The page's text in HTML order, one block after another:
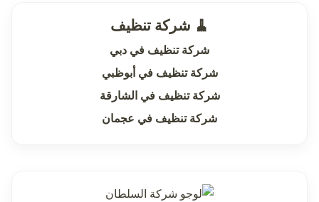
🧹 شركة تنظيف
شركة تنظيف في دبي
شركة تنظيف في أبوظبي
شركة تنظيف في الشارقة
شركة تنظيف في عجمان